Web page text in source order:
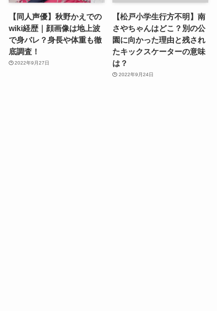
【同人声優】秋野かえでの
wiki経歴｜顔画像は地上波
で身バレ？身長や体重も徹
底調査！
2022年9月27日
【松戸小学生行方不明】南
さやちゃんはどこ？別の公
園に向かった理由と残され
たキックスケーターの意味
は？
2022年9月24日